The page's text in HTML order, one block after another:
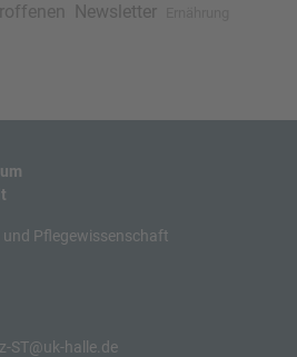
Newsletter
Pflegewissenschaft
ST@uk-halle.de